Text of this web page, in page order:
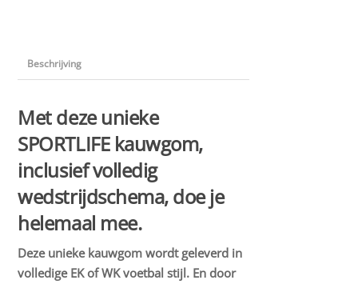
Beschrijving
Met deze unieke
SPORTLIFE kauwgom,
inclusief volledig
wedstrijdschema, doe je
helemaal mee.
Deze unieke kauwgom wordt geleverd in
volledige EK of WK voetbal stijl. En door